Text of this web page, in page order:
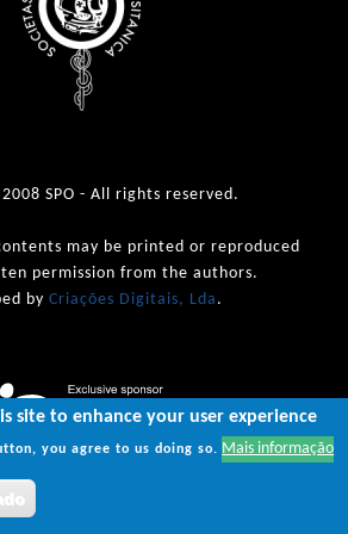
SPO - All rights reserved.
may be printed or reproduced
permission from the authors.
by Criações Digitais, Lda .
site to enhance your user experience
you agree to us doing so. Mais informação